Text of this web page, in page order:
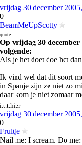
vrijdag 30 december
0
BeamMeUpScotty
quote:
Op vrijdag 30 december
volgende:
Als je het doet doe het
Ik vind wel dat dit soort
in Spanje zijn ze niet zo
daar kom je niet zomaar
i.t.t.hier
vrijdag 30 december
0
Fruitje
Nail me: I scream. Do